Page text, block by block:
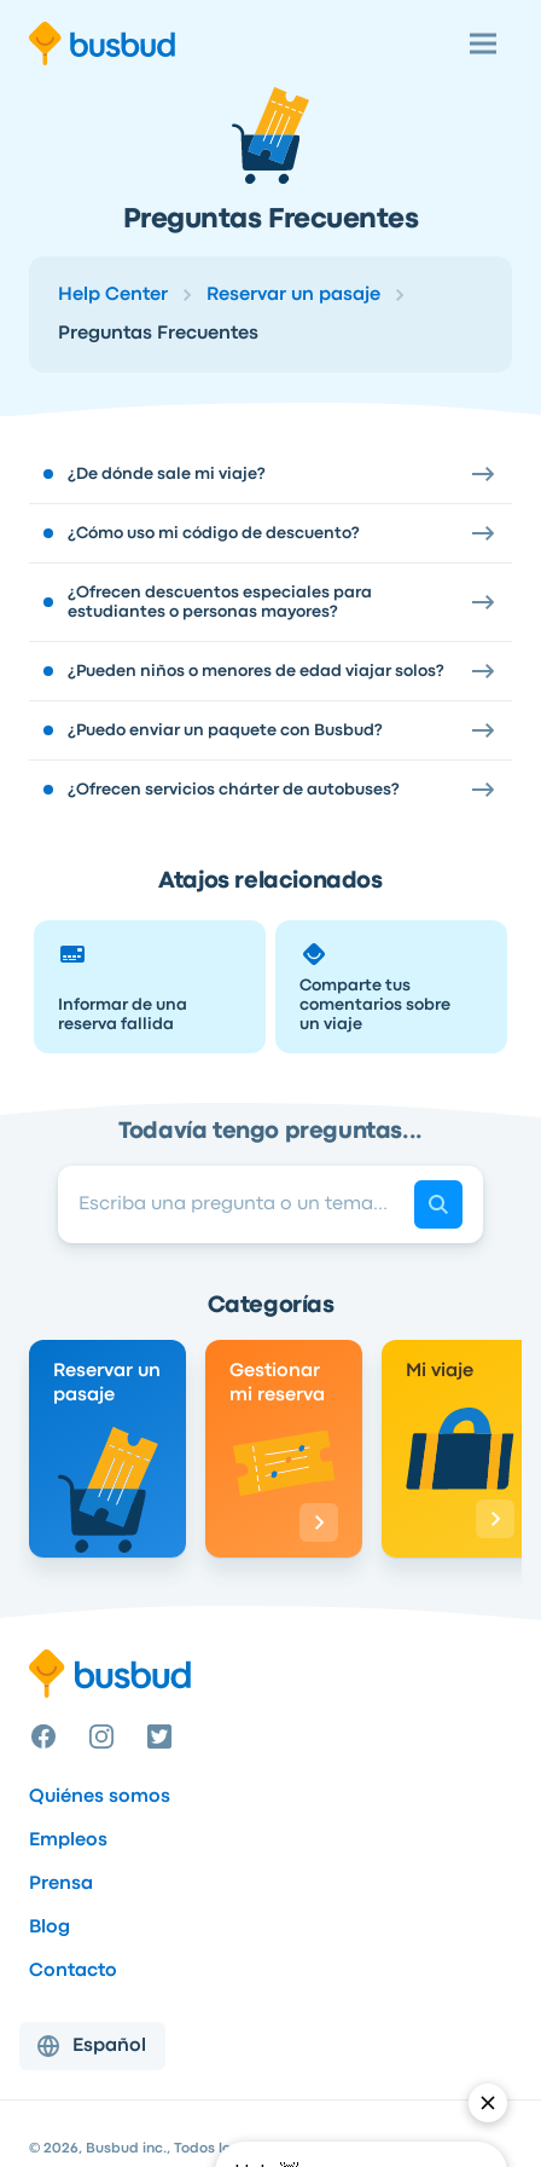
Preguntas Frecuentes
Help Center Reservar un pasaje
Preguntas Frecuentes
¿De dónde sale mi viaje?
¿Cómo uso mi código de descuento?
¿Ofrecen descuentos especiales para
estudiantes o personas mayores?
¿Pueden niños o menores de edad viajar solos?
¿Puedo enviar un paquete con Busbud?
¿Ofrecen servicios chárter de autobuses?
Atajos relacionados
Informar de una
reserva fallida
Comparte tus
comentarios sobre
un viaje
Todavía tengo preguntas...
Categorías
Reservar un
pasaje
Gestionar
mi reserva
Mi viaje
Quiénes somos
Empleos
Prensa
Blog
Contacto
Español
© 2026, Busbud inc., Todos los derechos reservados